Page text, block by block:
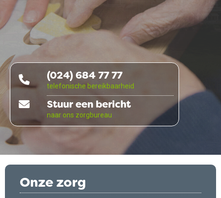
(024) 684 77 77
telefonische bereikbaarheid
Stuur een bericht
naar ons zorgbureau
Onze zorg